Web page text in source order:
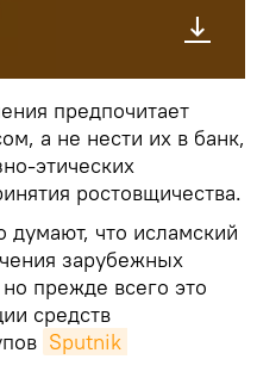
предпочитает
а не нести их в банк,
этических
ростовщичества.
что исламский
зарубежных
прежде всего это
средств
Sputnik